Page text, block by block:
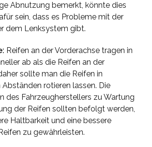
Abnutzung bemerkt, könnte dies
sein, dass es Probleme mit der
dem Lenksystem gibt.
Reifen an der Vorderachse tragen in
ab als die Reifen an der
sollte man die Reifen in
rotieren lassen. Die
des Fahrzeugherstellers zu Wartung
der Reifen sollten befolgt werden,
Haltbarkeit und eine bessere
zu gewährleisten.